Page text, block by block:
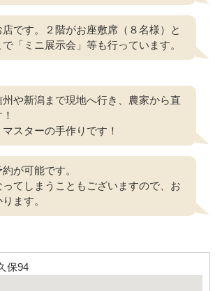
です。２階がお座敷席（８名様）と
「ミニ展示会」等も行っています。
や新潟まで現地へ行き、農家から直
スターの手作りです！
が可能です。
てしまうこともございますので、お
ます。
保94